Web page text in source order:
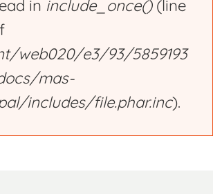
in include_once()(line
web020/e3/93/5859193
mas-
includes/file.phar.inc).